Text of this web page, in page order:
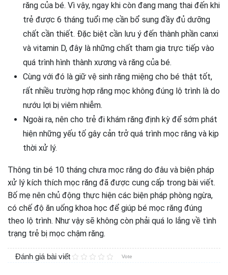
răng của bé. Vì vậy, ngay khi còn đang mang thai đến khi
trẻ được 6 tháng tuổi mẹ cần bổ sung đầy đủ dưỡng
chất cần thiết. Đặc biệt cần lưu ý đến thành phần canxi
và vitamin D, đây là những chất tham gia trực tiếp vào
quá trình hình thành xương và răng của bé.
Cùng với đó là giữ vệ sinh răng miệng cho bé thật tốt,
rất nhiều trường hợp răng mọc không đúng lộ trình là do
nướu lợi bị viêm nhiễm.
Ngoài ra, nên cho trẻ đi khám răng định kỳ để sớm phát
hiện những yếu tố gây cản trở quá trình mọc răng và kịp
thời xử lý.
Thông tin bé 10 tháng chưa mọc răng do đâu và biện pháp
xử lý kích thích mọc răng đã được cung cấp trong bài viết.
Bố mẹ nên chủ động thực hiện các biện pháp phòng ngừa,
có chế độ ăn uống khoa học để giúp bé mọc răng đúng
theo lộ trình. Như vậy sẽ không còn phải quá lo lắng về tình
trạng trẻ bị mọc chậm răng.
Đánh giá bài viết Vote